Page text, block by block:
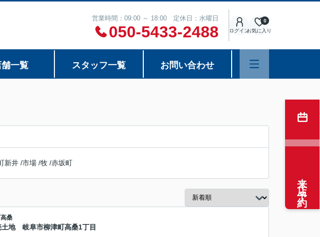
営業時間：09:00 ～ 18:00 定休日：水曜日
050-5433-2488 ログインお気に入り
0
舗一覧 スタッフ一覧 お問い合わせ
新井 /市場 /牧 /赤坂町
桑
土地 岐阜市柳津町高桑1丁目
来店予約